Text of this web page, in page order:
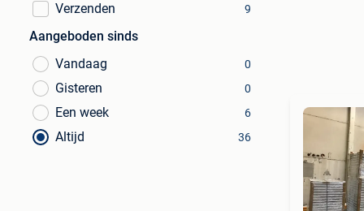
Verzenden 9
Aangeboden sinds
Vandaag
0
Gisteren 0
Een week 6
Altijd 36